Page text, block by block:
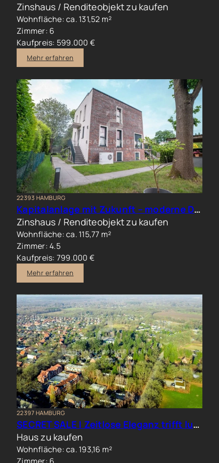
Zinshaus / Renditeobjekt zu kaufen
Wohnfläche: ca. 131,52 m²
Zimmer: 6
Kaufpreis: 599.000 €
Mehr erfahren
22393 HAMBURG
Kapitalanlage mit Zukunft – moderne Doppelhaushälfte in begehrter Wohnlage
Zinshaus / Renditeobjekt zu kaufen
Wohnfläche: ca. 115,77 m²
Zimmer: 4.5
Kaufpreis: 799.000 €
Mehr erfahren
22397 HAMBURG
SECRET SALE | Zeitlose Eleganz trifft luxuriöses Familienwohnen im Hamburger Norden
Haus zu kaufen
Wohnfläche: ca. 193,16 m²